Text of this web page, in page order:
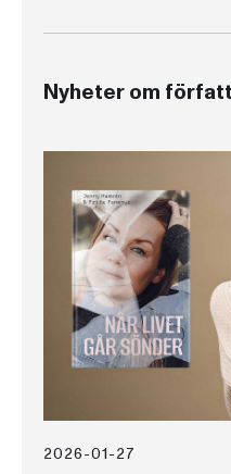
Nyheter om
2026-01-27